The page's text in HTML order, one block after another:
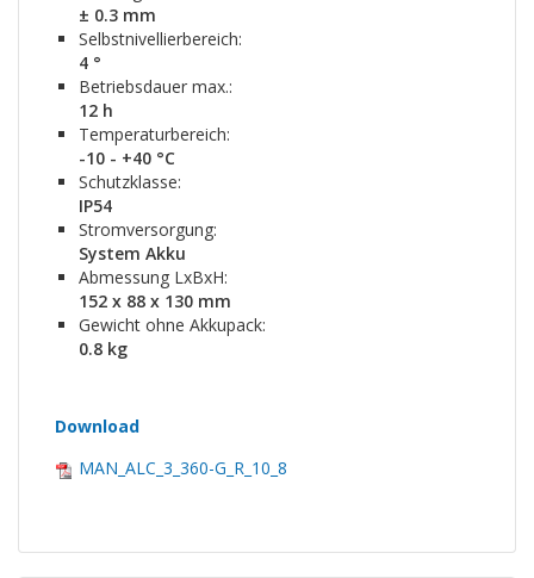
± 0.3 mm
Selbstnivellierbereich:
4 °
Betriebsdauer max.:
12 h
Temperaturbereich:
-10 - +40 °C
Schutzklasse:
IP54
Stromversorgung:
System Akku
Abmessung LxBxH:
152 x 88 x 130 mm
Gewicht ohne Akkupack:
0.8 kg
Download
MAN_ALC_3_360-G_R_10_8